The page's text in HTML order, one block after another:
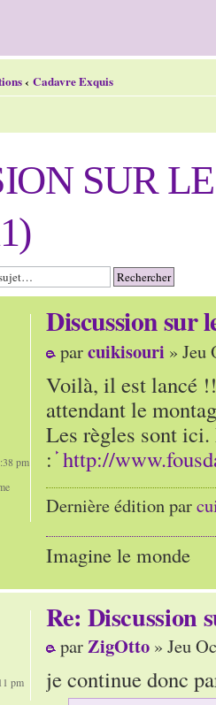
‹ Cadavre Exquis
SUR
Discussion sur
parcuikisouri » Jeu
Voilà, il est lancé
attendant le
Les règles sont
: http://
Dernière édition par
Imagine le monde
pm
Re: Discussion
parZigOtto » Jeu
je continue donc
pm